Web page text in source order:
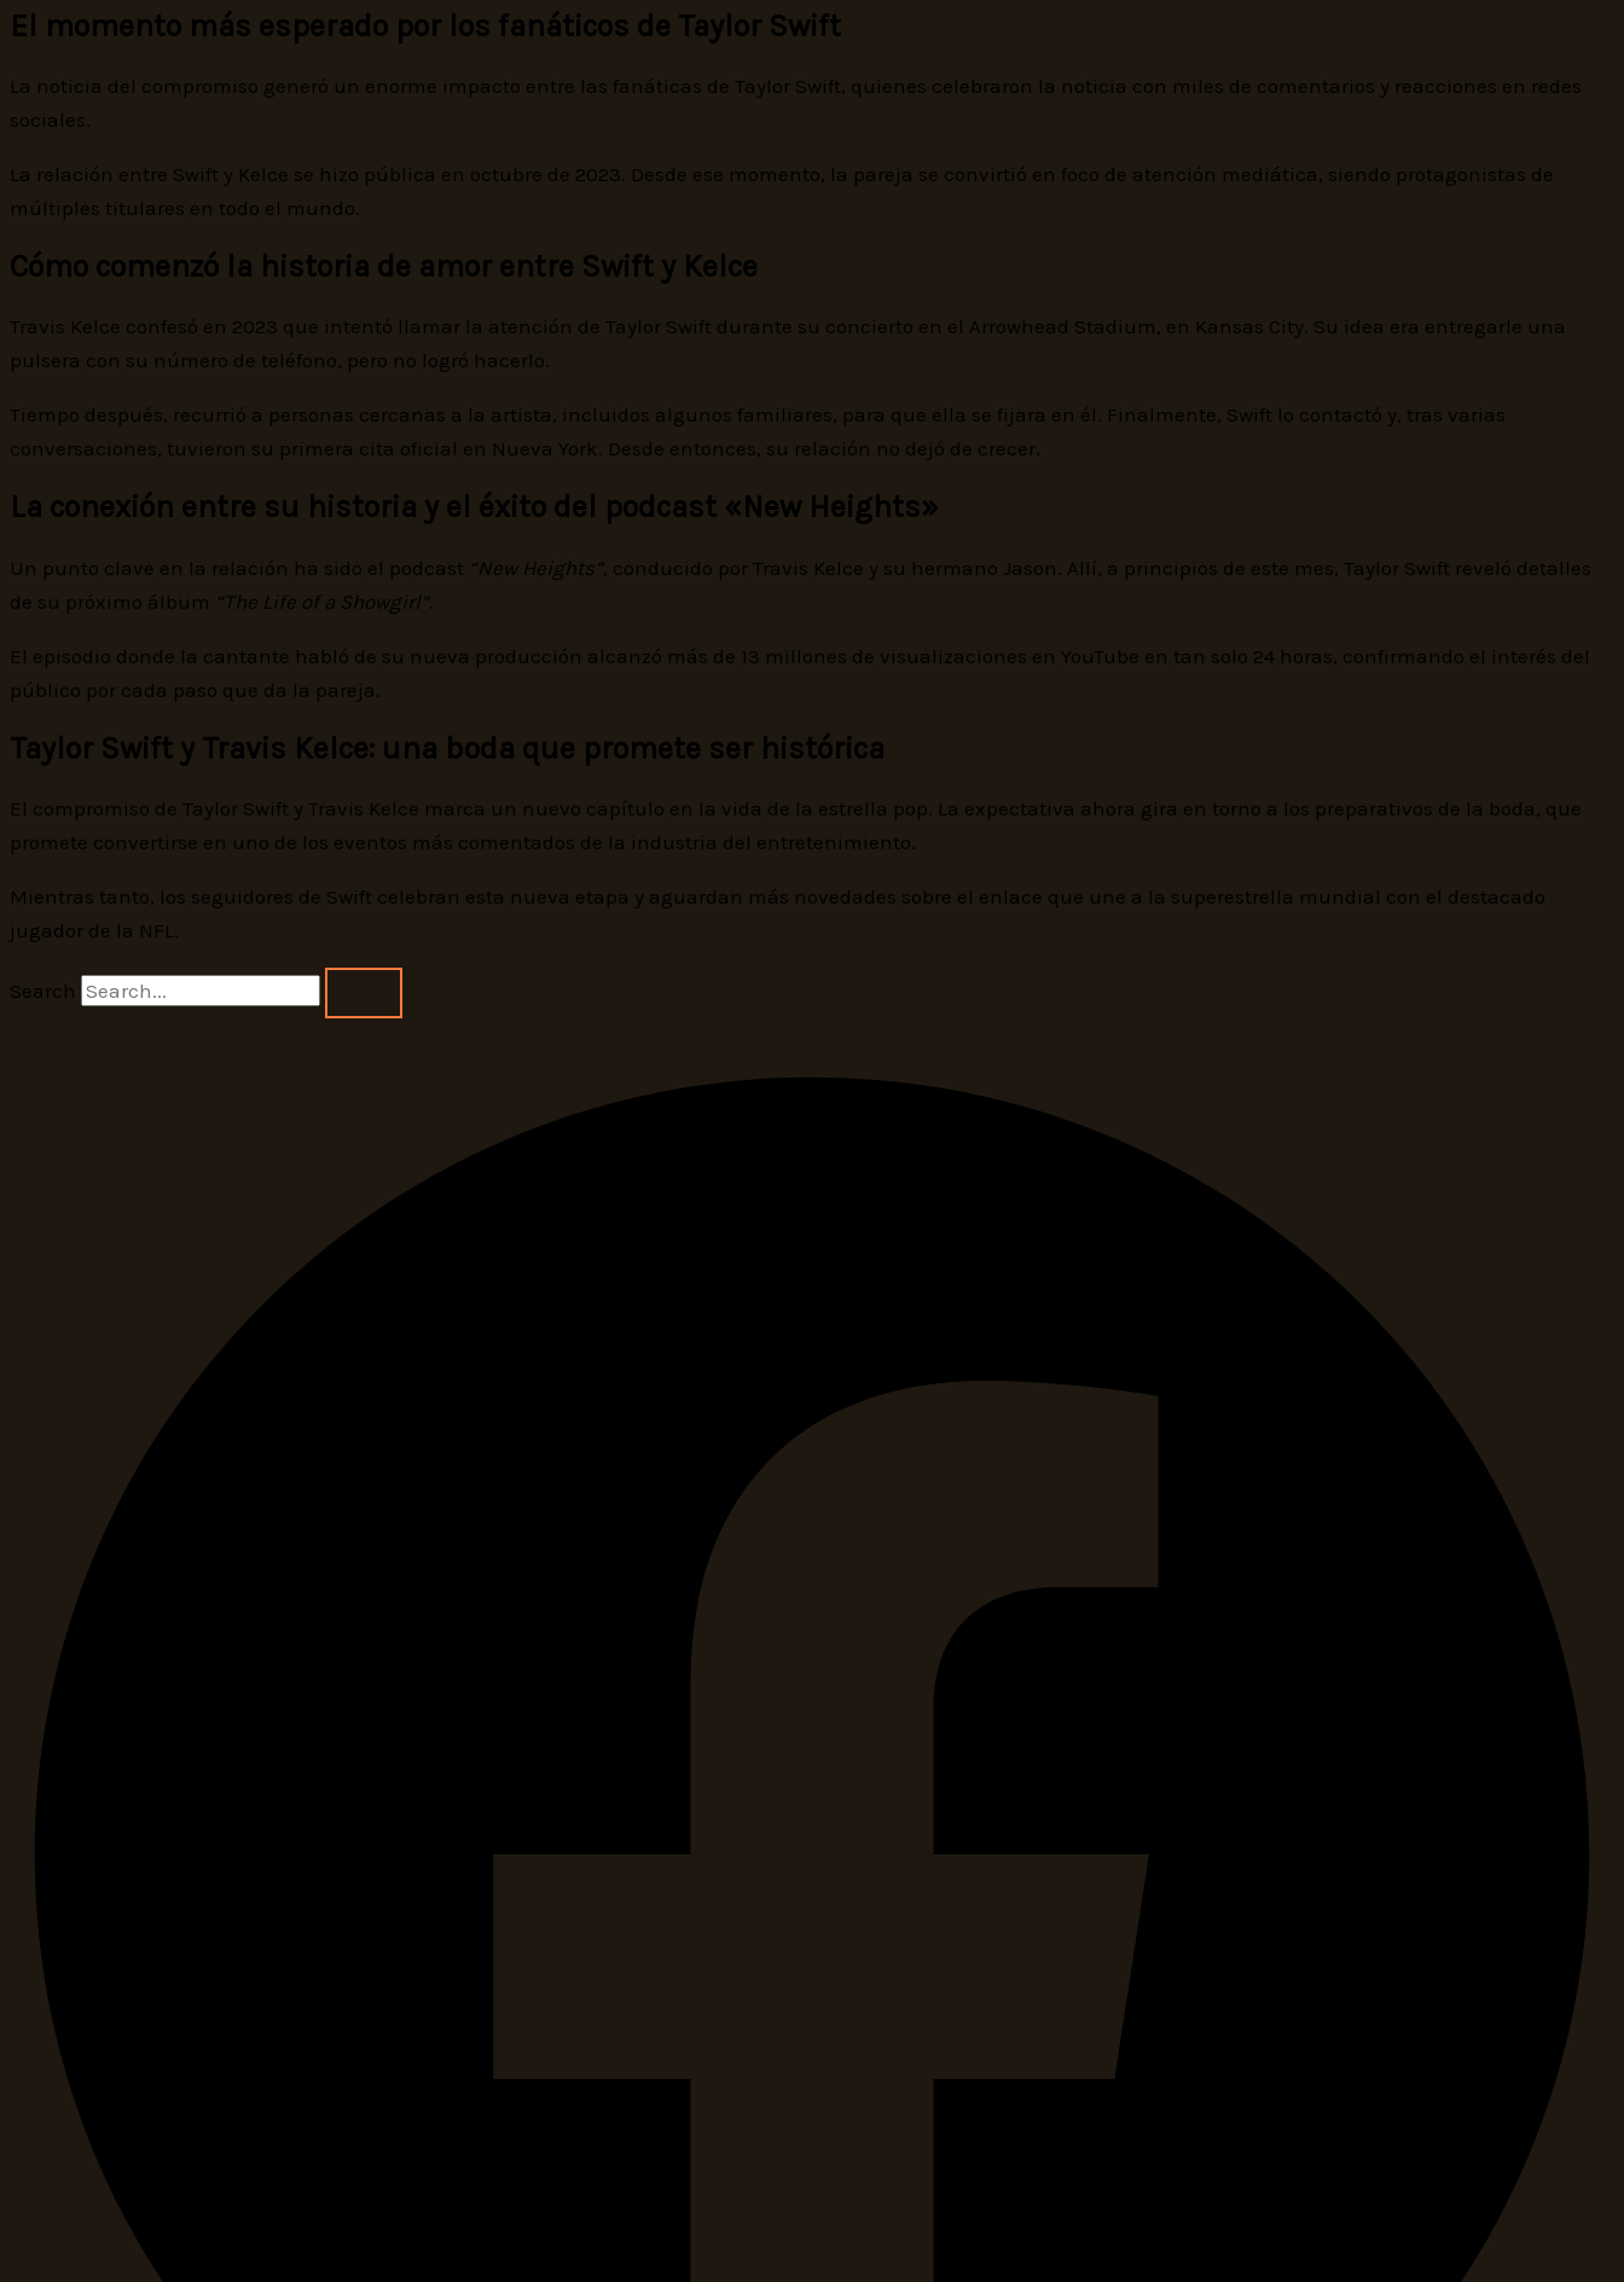
El momento más esperado por los fanáticos de Taylor Swift
La noticia del compromiso generó un enorme impacto entre las fanáticas de Taylor Swift, quienes celebraron la noticia con miles de comentarios y reacciones en redes
sociales.
La relación entre Swift y Kelce se hizo pública en octubre de 2023. Desde ese momento, la pareja se convirtió en foco de atención mediática, siendo protagonistas de
múltiples titulares en todo el mundo.
Cómo comenzó la historia de amor entre Swift y Kelce
Travis Kelce confesó en 2023 que intentó llamar la atención de Taylor Swift durante su concierto en el Arrowhead Stadium, en Kansas City. Su idea era entregarle una
pulsera con su número de teléfono, pero no logró hacerlo.
Tiempo después, recurrió a personas cercanas a la artista, incluidos algunos familiares, para que ella se fijara en él. Finalmente, Swift lo contactó y, tras varias
conversaciones, tuvieron su primera cita oficial en Nueva York. Desde entonces, su relación no dejó de crecer.
La conexión entre su historia y el éxito del podcast «New Heights»
Un punto clave en la relación ha sido el podcast “New Heights”, conducido por Travis Kelce y su hermano Jason. Allí, a principios de este mes, Taylor Swift reveló detalles
de su próximo álbum “The Life of a Showgirl”.
El episodio donde la cantante habló de su nueva producción alcanzó más de 13 millones de visualizaciones en YouTube en tan solo 24 horas, confirmando el interés del
público por cada paso que da la pareja.
Taylor Swift y Travis Kelce: una boda que promete ser histórica
El compromiso de Taylor Swift y Travis Kelce marca un nuevo capítulo en la vida de la estrella pop. La expectativa ahora gira en torno a los preparativos de la boda, que
promete convertirse en uno de los eventos más comentados de la industria del entretenimiento.
Mientras tanto, los seguidores de Swift celebran esta nueva etapa y aguardan más novedades sobre el enlace que une a la superestrella mundial con el destacado
jugador de la NFL.
Search